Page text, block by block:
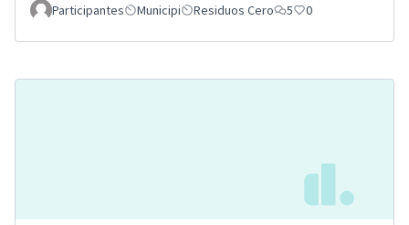
Participantes
Municipi Residuos Cero 5 0